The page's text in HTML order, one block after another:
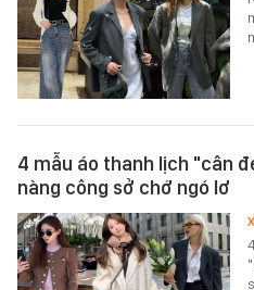
4 mẫu áo thanh lịch "cân
nàng công sở chớ ngó lơ